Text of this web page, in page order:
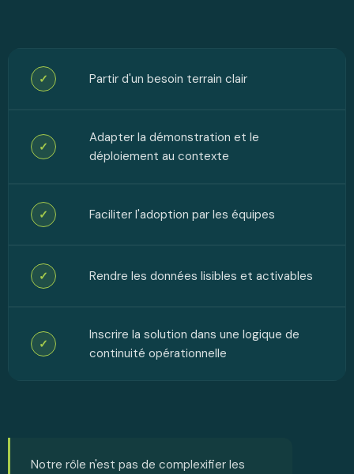
✓ Partir d'un besoin terrain clair
✓
Adapter la démonstration et le
déploiement au contexte
✓ Faciliter l'adoption par les équipes
✓ Rendre les données lisibles et activables
✓
Inscrire la solution dans une logique de
continuité opérationnelle
Notre rôle n'est pas de complexifier les